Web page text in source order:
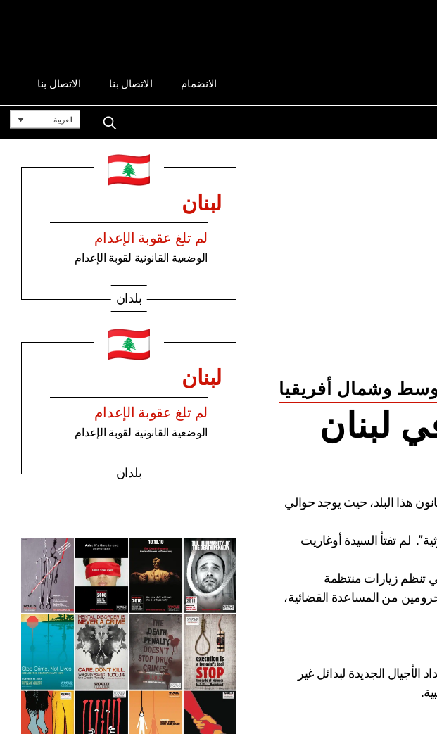
الانضمام الاتصال بنا الاتصال بنا
العربية
لبنان
وشمال أفريقيا
في قانون هذا البلد، حيث يوجد حوالي
لم تفتأ السيدة أوغاريت
تنظم زيارات منتظمة
من المساعدة القضائية،
الجديدة لبدائل غير
لبنان
لم تلغ عقوبة الإعدام
الوضعية القانونية لقوبة الإعدام
بلدان
لبنان
لم تلغ عقوبة الإعدام
الوضعية القانونية لقوبة الإعدام
بلدان